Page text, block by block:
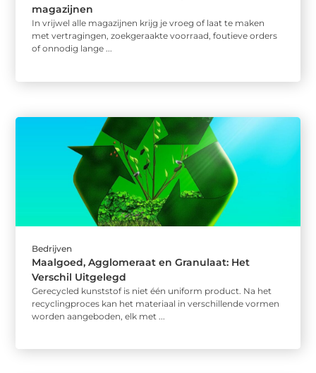
magazijnen
In vrijwel alle magazijnen krijg je vroeg of laat te maken
met vertragingen, zoekgeraakte voorraad, foutieve orders
of onnodig lange ...
Bedrijven
Maalgoed, Agglomeraat en Granulaat: Het
Verschil Uitgelegd
Gerecycled kunststof is niet één uniform product. Na het
recyclingproces kan het materiaal in verschillende vormen
worden aangeboden, elk met ...